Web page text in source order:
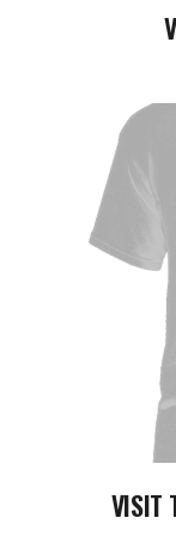
VISIT